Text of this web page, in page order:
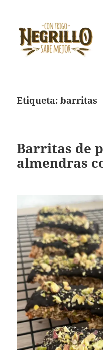
Etiqueta:barritas
Barritas de
almendras